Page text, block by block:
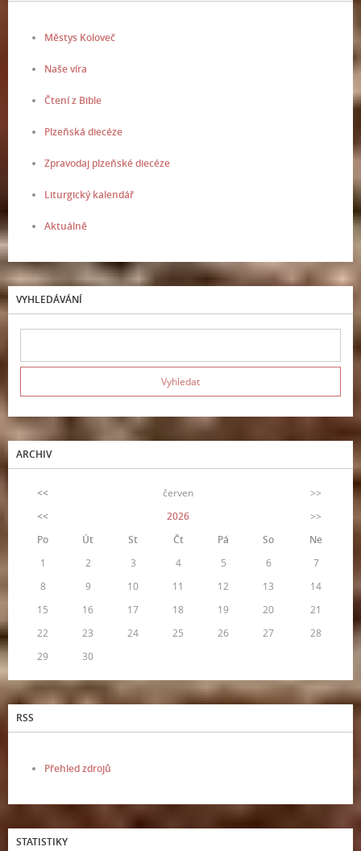
Městys Koloveč
Naše víra
Čtení z Bible
Plzeňská diecéze
Zpravodaj plzeňské diecéze
Liturgický kalendář
Aktuálně
VYHLEDÁVÁNÍ
ARCHIV
<< červen
>>
<<
2026
>>
Po
Út St Čt Pá So
Ne
1
2 3 4 5 6
7
8
9 10 11 12 13
14
15
16 17 18 19 20
21
22
23 24 25 26 27
28
29
30
RSS
Přehled zdrojů
STATISTIKY